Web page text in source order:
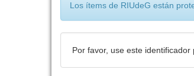
Los ítems de RIUdeG están
Por favor, use este